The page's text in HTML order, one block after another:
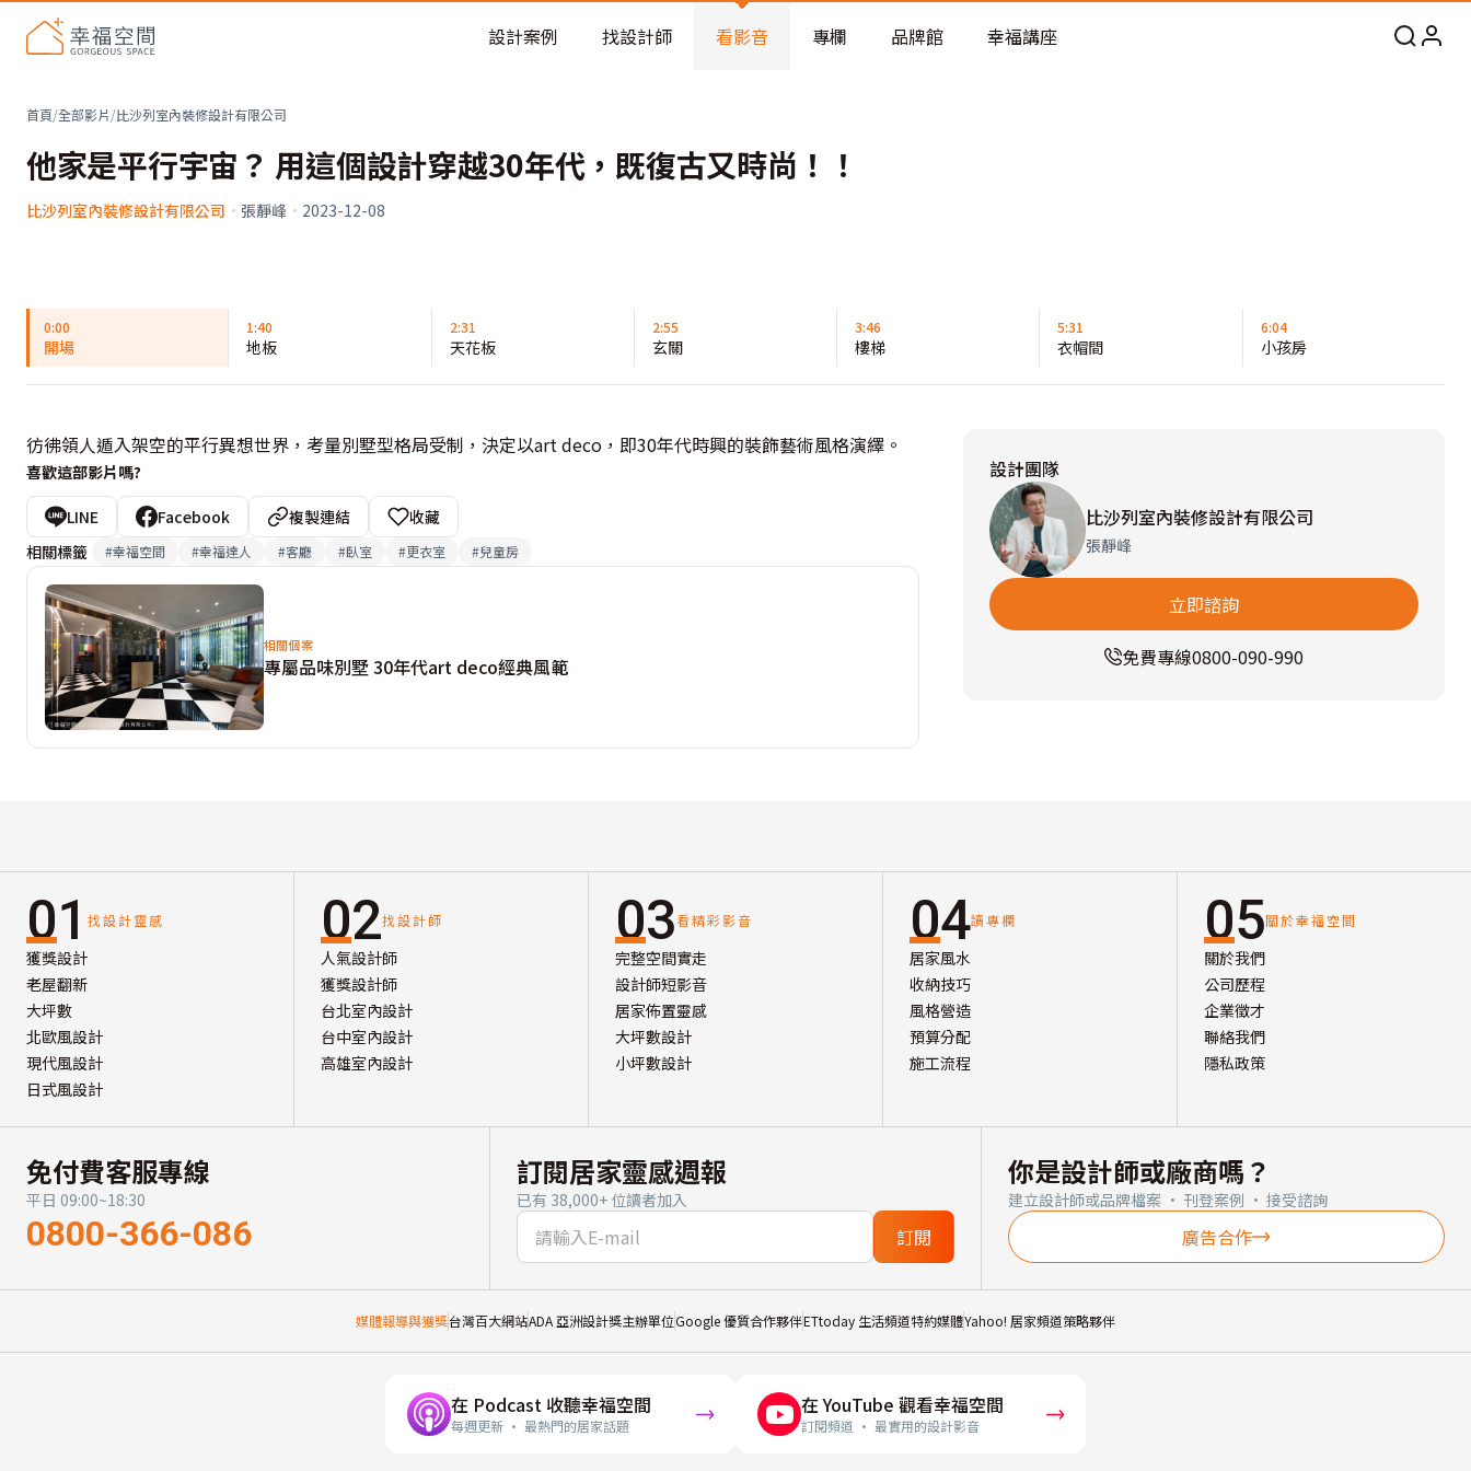
老屋預算分配與高 CP 值煥新術
設計案例 找設計師 看影音 專欄 品牌館 幸福講座
首頁/全部影片/比沙列室內裝修設計有限公司
他家是平行宇宙？ 用這個設計穿越30年代，既復古又時尚！！
比沙列室內裝修設計有限公司 · 張靜峰 · 2023-12-08
0:00
開場
1:40
地板
2:31
天花板
2:55
玄關
3:46
樓梯
5:31
衣帽間
6:04
小孩房
彷彿領人遁入架空的平行異想世界，考量別墅型格局受制，決定以art deco，即30年代時興的裝飾藝術風格演繹。
喜歡這部影片嗎?
LINE Facebook 複製連結
收藏
相關標籤
#幸福空間 #幸福達人 #客廳 #臥室 #更衣室 #兒童房
相關個案
專屬品味別墅 30年代art deco經典風範
設計團隊
比沙列室內裝修設計有限公司
張靜峰
立即諮詢
免費專線0800-090-990
01 找設計靈感
獲獎設計
老屋翻新
大坪數
北歐風設計
現代風設計
日式風設計
02找設計師
人氣設計師
獲獎設計師
台北室內設計
台中室內設計
高雄室內設計
03看精彩影音
完整空間實走
設計師短影音
居家佈置靈感
大坪數設計
小坪數設計
04讀專欄
居家風水
收納技巧
風格營造
預算分配
施工流程
05關於幸福空間
關於我們
公司歷程
企業徵才
聯絡我們
隱私政策
免付費客服專線
平日 09:00~18:30
0800-366-086
訂閱居家靈感週報
已有 38,000+ 位讀者加入
訂閱
你是設計師或廠商嗎？
建立設計師或品牌檔案 · 刊登案例 · 接受諮詢
廣告合作
媒體報導與獲獎台灣百大網站ADA 亞洲設計獎主辦單位Google 優質合作夥伴ETtoday 生活頻道特約媒體Yahoo! 居家頻道策略夥伴
在 Podcast 收聽幸福空間
每週更新 · 最熱門的居家話題
在 YouTube 觀看幸福空間
訂閱頻道 · 最實用的設計影音